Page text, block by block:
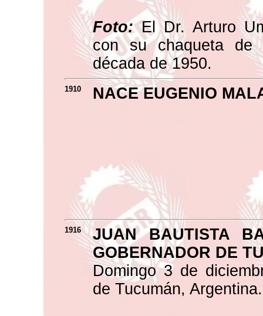
Foto:El Dr. Arturo
con su chaqueta
década de 1950.
1910 NACE EUGENIO
1916
JUAN BAUTISTA
GOBERNADOR DE
Domingo 3 de
de Tucumán, Argentina.